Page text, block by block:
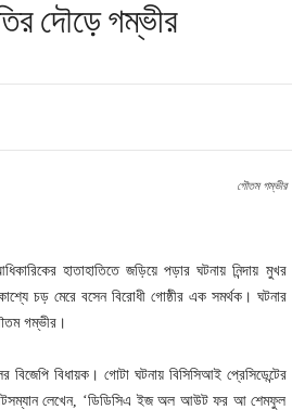
দৌড়ে গম্ভীর
গৌতম গম্ভীর
হাতাহাতিতে জড়িয়ে পড়ার ঘটনায় নিন্দায় মুখর
চড় মেরে বসেন বিরোধী গোষ্ঠীর এক সমর্থক। ঘটনার
গম্ভীর।
বিজেপি বিধায়ক। গোটা ঘটনায় বিসিসিআই প্রেসিডেন্টের
লেখেন, ‘ডিডিসিএ ইজ অল আউট ফর আ শেমফুল